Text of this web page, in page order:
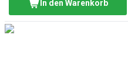
In den Warenkorb